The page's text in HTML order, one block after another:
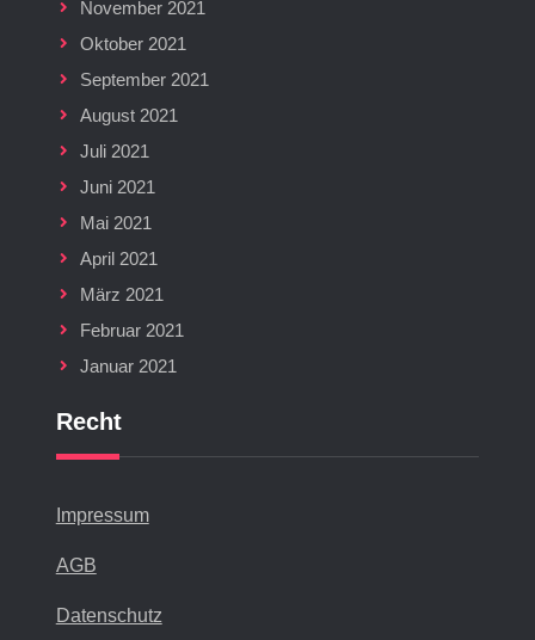
November 2021
Oktober 2021
September 2021
August 2021
Juli 2021
Juni 2021
Mai 2021
April 2021
März 2021
Februar 2021
Januar 2021
Recht
Impressum
AGB
Datenschutz